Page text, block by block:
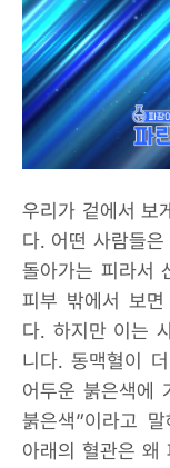
우리가 겉에서 보
다. 어떤 사람들
돌아가는 피라서
피부 밖에서 보면
다. 하지만 이는
니다. 동맥혈이
어두운 붉은색에
붉은색”이라고
아래의 혈관은 왜